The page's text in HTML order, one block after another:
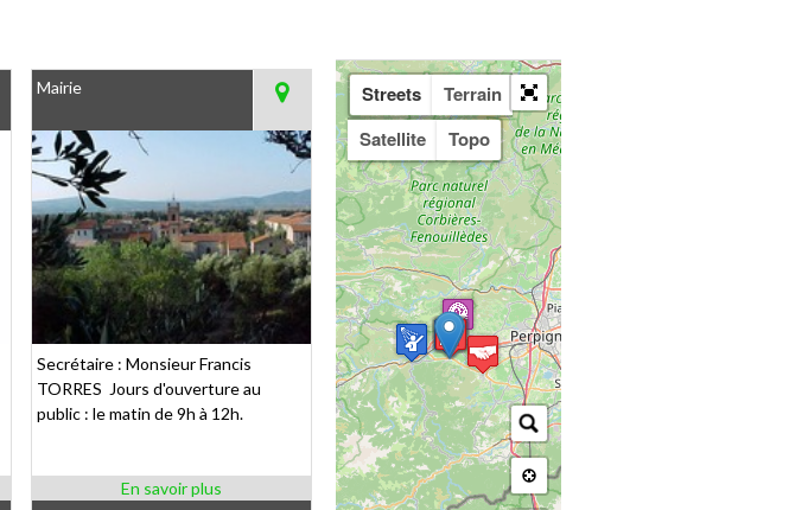
Mairie
Secrétaire : Monsieur Francis
TORRES Jours d'ouverture au
public : le matin de 9h à 12h.
Streets
Terrain
Satellite
Topo